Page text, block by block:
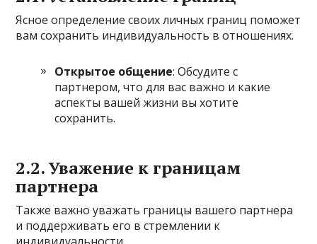
Ясное определение своих личных границ поможет
вам сохранить индивидуальность в отношениях.
Открытое общение: Обсудите с
партнером, что для вас важно и какие
аспекты вашей жизни вы хотите
сохранить.
2.2. Уважение к границам
партнера
Также важно уважать границы вашего партнера
и поддерживать его в стремлении к